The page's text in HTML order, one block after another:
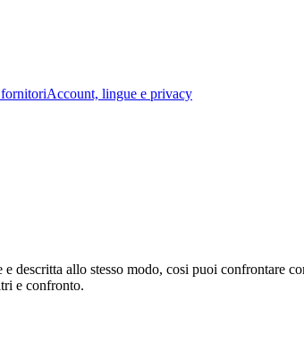
Account, lingue e privacy
descritta allo stesso modo, cosi puoi confrontare
e confronto.